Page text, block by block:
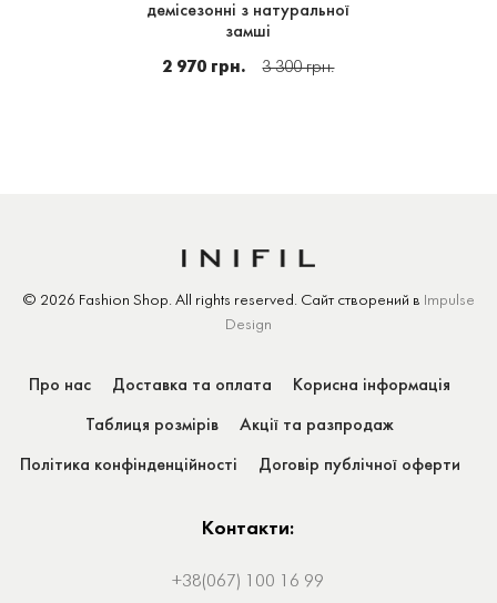
демісезонні з натуральної
замші
2 970 грн. 3 300 грн.
© 2026 Fashion Shop. All rights reserved. Сайт створений в
Impulse
Design
Про нас Доставка та оплата Корисна інформація
Таблиця розмірів Акції та разпродаж
Політика конфінденційності Договір публічної оферти
Контакти:
+38(067) 100 16 99